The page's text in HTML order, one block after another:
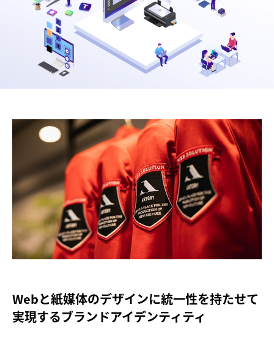
Webと紙媒体のデザインに統一性を持たせて
実現するブランドアイデンティティ